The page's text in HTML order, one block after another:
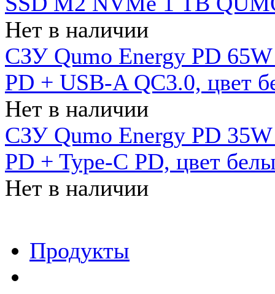
Нет в наличии
СЗУ Qumo Energy PD
PD + USB-A QC3.0, цвет
Нет в наличии
СЗУ Qumo Energy PD
PD + Type-C PD, цвет
Нет в наличии
Продукты